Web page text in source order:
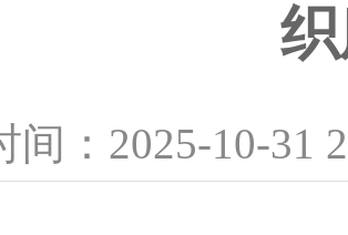
间：2025-10-